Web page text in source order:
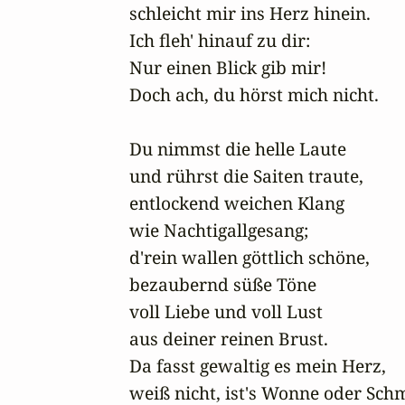
schleicht mir ins Herz hinein.
Ich fleh' hinauf zu dir:
Nur einen Blick gib mir!
Doch ach, du hörst mich nicht.
Du nimmst die helle Laute
und rührst die Saiten traute,
entlockend weichen Klang
wie Nachtigallgesang;
d'rein wallen göttlich schöne,
bezaubernd süße Töne
voll Liebe und voll Lust
aus deiner reinen Brust.
Da fasst gewaltig es mein Herz,
weiß nicht, ist's Wonne oder